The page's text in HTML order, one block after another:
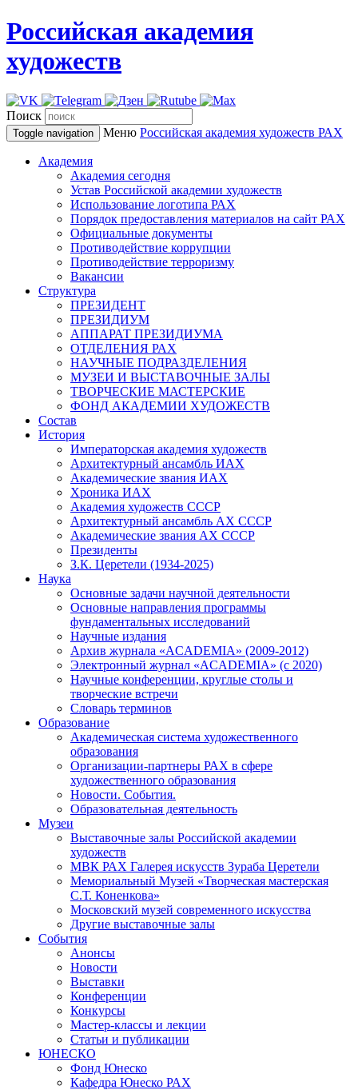
Российская академия
художеств
Поиск
Toggle navigation Меню Российская академия художеств РАХ
Академия
Академия сегодня
Устав Российской академии художеств
Использование логотипа РАХ
Порядок предоставления материалов на сайт РАХ
Официальные документы
Противодействие коррупции
Противодействие терроризму
Вакансии
Структура
ПРЕЗИДЕНТ
ПРЕЗИДИУМ
АППАРАТ ПРЕЗИДИУМА
ОТДЕЛЕНИЯ РАХ
НАУЧНЫЕ ПОДРАЗДЕЛЕНИЯ
МУЗЕИ И ВЫСТАВОЧНЫЕ ЗАЛЫ
ТВОРЧЕСКИЕ МАСТЕРСКИЕ
ФОНД АКАДЕМИИ ХУДОЖЕСТВ
Состав
История
Императорская академия художеств
Архитектурный ансамбль ИАХ
Академические звания ИАХ
Хроника ИАХ
Академия художеств СССР
Архитектурный ансамбль АХ СССР
Академические звания АХ СССР
Президенты
З.К. Церетели (1934-2025)
Наука
Основные задачи научной деятельности
Основные направления программы
фундаментальных исследований
Научные издания
Архив журнала «ACADEMIA» (2009-2012)
Электронный журнал «ACADEMIA» (с 2020)
Научные конференции, круглые столы и
творческие встречи
Словарь терминов
Образование
Академическая система художественного
образования
Организации-партнеры РАХ в сфере
художественного образования
Новости. События.
Образовательная деятельность
Музеи
Выставочные залы Российской академии
художеств
МВК РАХ Галерея искусств Зураба Церетели
Мемориальный Музей «Творческая мастерская
С.Т. Коненкова»
Московский музей современного искусства
Другие выставочные залы
События
Анонсы
Новости
Выставки
Конференции
Конкурсы
Мастер-классы и лекции
Статьи и публикации
ЮНЕСКО
Фонд Юнеско
Кафедра Юнеско РАХ